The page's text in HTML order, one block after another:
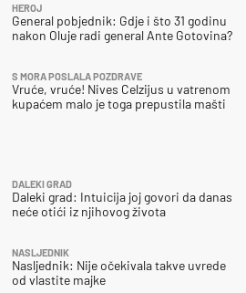
HEROJ
General pobjednik: Gdje i što 31 godinu
nakon Oluje radi general Ante Gotovina?
S MORA POSLALA POZDRAVE
Vruće, vruće! Nives Celzijus u vatrenom
kupaćem malo je toga prepustila mašti
DALEKI GRAD
Daleki grad: Intuicija joj govori da danas
neće otići iz njihovog života
NASLJEDNIK
Nasljednik: Nije očekivala takve uvrede
od vlastite majke